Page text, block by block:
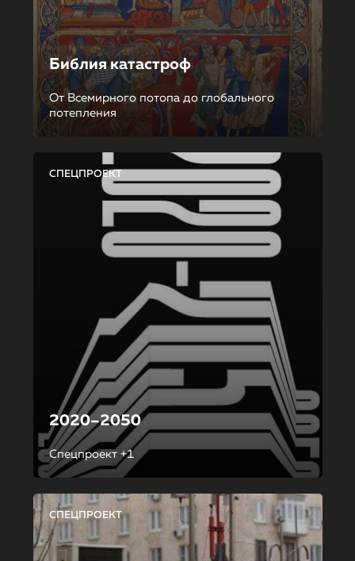
Библия катастроф
От Всемирного потопа до глобального
потепления
СПЕЦПРОЕКТ
2020–2050
Спецпроект +1
СПЕЦПРОЕКТ